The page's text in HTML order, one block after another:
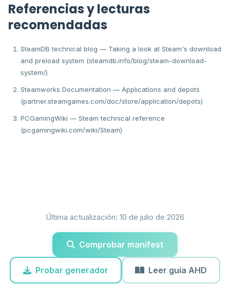
Referencias y lecturas
recomendadas
SteamDB technical blog — Taking a look at Steam's download
and preload system (steamdb.info/blog/steam-download-
system/)
Steamworks Documentation — Applications and depots
(partner.steamgames.com/doc/store/application/depots)
PCGamingWiki — Steam technical reference
(pcgamingwiki.com/wiki/Steam)
Última actualización: 10 de julio de 2026
Comprobar manifest
Probar generador Leer guía AHD